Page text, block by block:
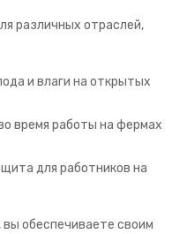
различных отраслей,
и влаги на открытых
время работы на фермах
для работников на
обеспечиваете своим